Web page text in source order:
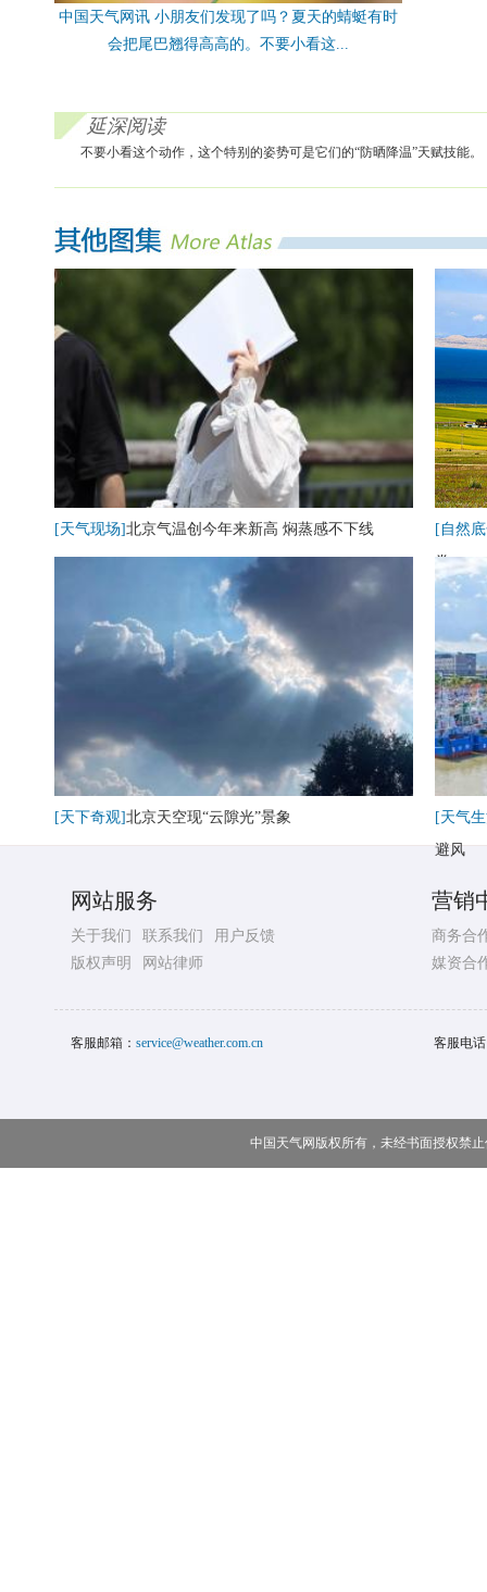
中国天气网讯 小朋友们发现了吗？夏天的蜻蜓有时
会把尾巴翘得高高的。不要小看这...
延深阅读
不要小看这个动作，这个特别的姿势可是它们的“防晒降温”天赋技能。
[天气现场]北京气温创今年来新高 焖蒸感不下线
[自然
卷
[天下奇观]北京天空现“云隙光”景象
[天气
避风
网站服务
关于我们 联系我们
用户反馈
版权声明
网站律师
营销
商务合
媒资合
客服邮箱： service@weather.com.cn 客服电
中国天气网版权所有，未经书面授权